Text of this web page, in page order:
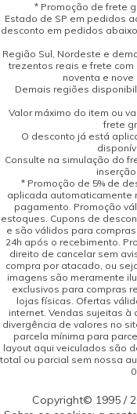
* Promoção de frete
Estado de SP em pedidos
desconto em pedidos
Região Sul, Nordeste e
trezentos reais e frete
noventa e
Demais regiões
Valor máximo do item ou
frete
O desconto já está
Consulte na simulação do
* Promoção de 5% de
aplicada automaticamente
pagamento. Promoção
estoques. Cupons de
e são válidos para
24h após o recebimento.
direito de cancelar sem
compra por atacado, ou
imagens são meramente
exclusivos para compras
lojas físicas. Ofertas
internet. Vendas sujeitas à
divergência de valores no
parcela mínima para
layout aqui veiculados são
total ou parcial sem nossa
Copyright© 1995 /